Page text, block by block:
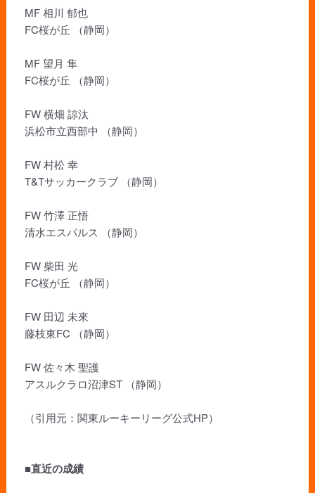
MF 相川 郁也
FC桜が丘 （静岡）
MF 望月 隼
FC桜が丘 （静岡）
FW 横畑 諒汰
浜松市立西部中 （静岡）
FW 村松 幸
T&Tサッカークラブ （静岡）
FW 竹澤 正悟
清水エスパルス （静岡）
FW 柴田 光
FC桜が丘 （静岡）
FW 田辺 未來
藤枝東FC （静岡）
FW 佐々木 聖護
アスルクラロ沼津ST （静岡）
（引用元：関東ルーキーリーグ公式HP）
■直近の成績